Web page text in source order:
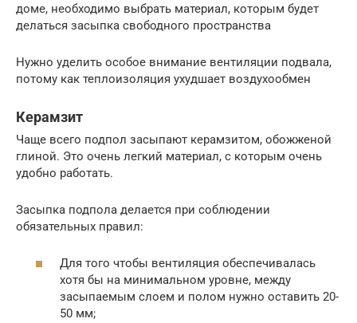
доме, необходимо выбрать материал, которым будет
делаться засыпка свободного пространства
Нужно уделить особое внимание вентиляции подвала,
потому как теплоизоляция ухудшает воздухообмен
Керамзит
Чаще всего подпол засыпают керамзитом, обожженой
глиной. Это очень легкий материал, с которым очень
удобно работать.
Засыпка подпола делается при соблюдении
обязательных правил:
Для того чтобы вентиляция обеспечивалась
хотя бы на минимальном уровне, между
засыпаемым слоем и полом нужно оставить 20-
50 мм;